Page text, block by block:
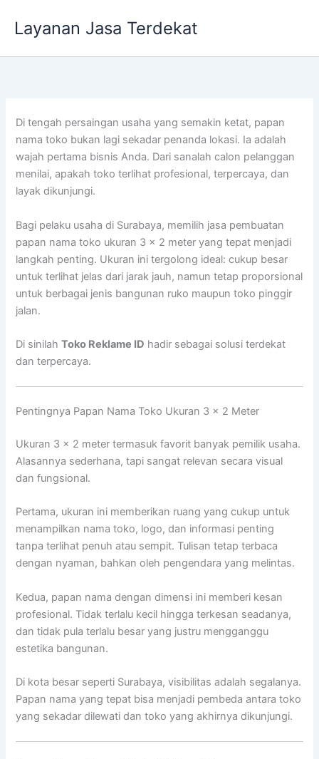
Layanan Jasa Terdekat
Di tengah persaingan usaha yang semakin ketat, papan
nama toko bukan lagi sekadar penanda lokasi. Ia adalah
wajah pertama bisnis Anda. Dari sanalah calon pelanggan
menilai, apakah toko terlihat profesional, terpercaya, dan
layak dikunjungi.
Bagi pelaku usaha di Surabaya, memilih jasa pembuatan
papan nama toko ukuran 3 x 2 meter yang tepat menjadi
langkah penting. Ukuran ini tergolong ideal: cukup besar
untuk terlihat jelas dari jarak jauh, namun tetap proporsional
untuk berbagai jenis bangunan ruko maupun toko pinggir
jalan.
Di sinilahToko Reklame ID hadir sebagai solusi terdekat
dan terpercaya.
Pentingnya Papan Nama Toko Ukuran 3 x 2 Meter
Ukuran 3 x 2 meter termasuk favorit banyak pemilik usaha.
Alasannya sederhana, tapi sangat relevan secara visual
dan fungsional.
Pertama, ukuran ini memberikan ruang yang cukup untuk
menampilkan nama toko, logo, dan informasi penting
tanpa terlihat penuh atau sempit. Tulisan tetap terbaca
dengan nyaman, bahkan oleh pengendara yang melintas.
Kedua, papan nama dengan dimensi ini memberi kesan
profesional. Tidak terlalu kecil hingga terkesan seadanya,
dan tidak pula terlalu besar yang justru mengganggu
estetika bangunan.
Di kota besar seperti Surabaya, visibilitas adalah segalanya.
Papan nama yang tepat bisa menjadi pembeda antara toko
yang sekadar dilewati dan toko yang akhirnya dikunjungi.